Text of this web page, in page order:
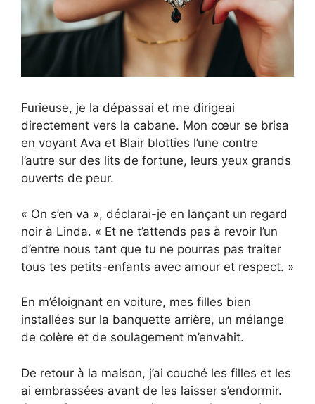
Furieuse, je la dépassai et me dirigeai
directement vers la cabane. Mon cœur se brisa
en voyant Ava et Blair blotties l’une contre
l’autre sur des lits de fortune, leurs yeux grands
ouverts de peur.
« On s’en va », déclarai-je en lançant un regard
noir à Linda. « Et ne t’attends pas à revoir l’un
d’entre nous tant que tu ne pourras pas traiter
tous tes petits-enfants avec amour et respect. »
En m’éloignant en voiture, mes filles bien
installées sur la banquette arrière, un mélange
de colère et de soulagement m’envahit.
De retour à la maison, j’ai couché les filles et les
ai embrassées avant de les laisser s’endormir.